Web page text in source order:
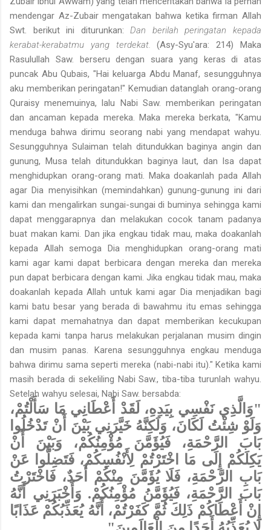
mendengar Az-Zubair mengatakan bahwa ketika firman Allah
Swt. berikut ini diturunkan:Dan berilah peringatan kepada
kerabat-kerabatmu yang terdekat.(Asy-Syu'ara: 214) Maka
Rasulullah Saw. berseru dengan suara yang keras di atas
puncak Abu Qubais, "Hai keluarga Abdu Manaf, sesungguhnya
aku memberikan peringatan!" Kemudian datanglah orang-orang
Quraisy menemuinya, lalu Nabi Saw. memberikan peringatan
dan ancaman kepada mereka. Maka mereka berkata, "Kamu
menduga bahwa dirimu seorang nabi yang mendapat wahyu.
Sesungguhnya Sulaiman telah ditundukkan baginya angin dan
gunung, Musa telah ditundukkan baginya laut, dan Isa dapat
menghidupkan orang-orang mati. Maka doakanlah pada Allah
agar Dia menyisihkan (memindahkan) gunung-gunung ini dari
kami dan mengalirkan sungai-sungai di buminya sehingga kami
dapat menggarapnya dan melakukan cocok tanam padanya
buat makan kami. Dan jika engkau tidak mau, maka doakanlah
kepada Allah semoga Dia menghidupkan orang-orang mati
kami agar kami dapat berbicara dengan mereka dan mereka
pun dapat berbicara dengan kami. Jika engkau tidak mau, maka
doakanlah kepada Allah untuk kami agar Dia menjadikan bagi
kami batu besar yang berada di bawahmu itu emas sehingga
kami dapat memahatnya dan dapat memberikan kecukupan
kepada kami tanpa harus melakukan perjalanan musim dingin
dan musim panas. Karena sesungguhnya engkau menduga
bahwa dirimu sama seperti mereka (nabi-nabi itu)." Ketika kami
masih berada di sekeliling Nabi Saw., tiba-tiba turunlah wahyu.
Setelah wahyu selesai, Nabi Saw. bersabda:
"وَالَّذِي نَفْسِي بِيَدِهِ، لَقَدْ أَعْطَانِي مَا سَأَلْتُمْ،
وَلَوْ شِئْتُ لَكَانَ، وَلَكِنَّهُ خَيَّرَنِي بَيْنَ أَنْ تَدْخُلُوا
بَابَ الرَّحْمَةِ، فَيُؤَمَّنَ مُؤْمِنُكُمْ، وَبَيْنَ أَنْ
يَكِلَكُمْ إِلَى مَا اخْتَرْتُمْ لِأَنْفُسِكُمْ، فَتَضِلُّوا عَنْ
بَابِ الرَّحْمَةِ، فَلَا يُؤَمَّنَ مِنْكُمْ أَحَدٌ، فَاخْتَرْتُ
بَابَ الرَّحْمَةِ، فَيُؤَمَّنُ مُؤْمِنُكُمْ. وَأَخْبَرَنِي أَنَّهُ
إِنْ أَعْطَاكُمْ ذَلِكَ ثُمَّ كَفَرْتُمْ، أَنَّهُ يُعَذِّبُكُمْ عَذَابًا